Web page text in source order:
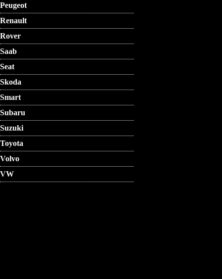
Peugeot
Renault
Rover
Saab
Seat
Skoda
Smart
Subaru
Suzuki
Toyota
Volvo
VW